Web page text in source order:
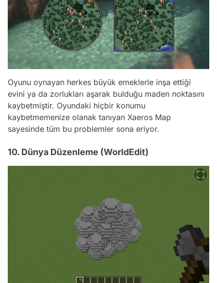
Oyunu oynayan herkes büyük emeklerle inşa ettiği
evini ya da zorlukları aşarak bulduğu maden noktasını
kaybetmiştir. Oyundaki hiçbir konumu
kaybetmemenize olanak tanıyan Xaeros Map
sayesinde tüm bu problemler sona eriyor.
10. Dünya Düzenleme (WorldEdit)